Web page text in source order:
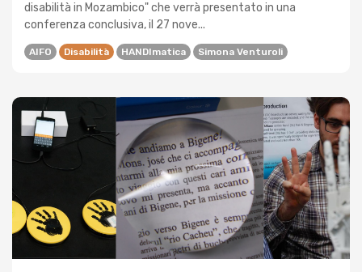
disabilità in Mozambico" che verrà presentato in una
conferenza conclusiva, il 27 nove...
AIFO Disabilità HANDImatica Simona Venturoli